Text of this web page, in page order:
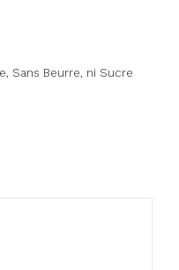
Sans Beurre, ni Sucre